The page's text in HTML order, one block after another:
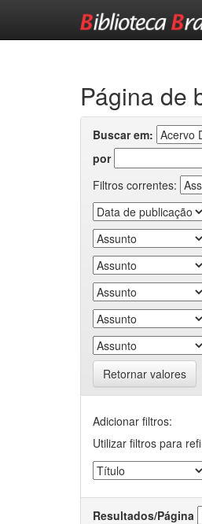
Página de
Buscar em:
por
Filtros correntes:
Retornar valores
Adicionar filtros:
Utilizar filtros para
Resultados/Página